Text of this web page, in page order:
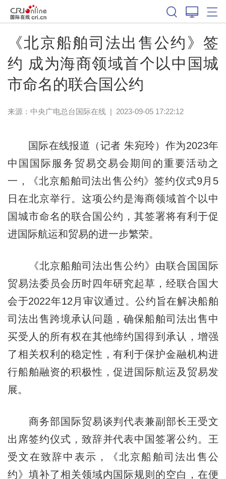
《北京船舶司法出售公约》签
约 成为海商领域首个以中国城
市命名的联合国公约
来源：中央广电总台国际在线| 2023-09-05 17:22:12
国际在线报道（记者 朱宛玲）作为2023年
中国国际服务贸易交易会期间的重要活动之
一，《北京船舶司法出售公约》签约仪式9月5
日在北京举行。这项公约是海商领域首个以中
国城市命名的联合国公约，其签署将有利于促
进国际航运和贸易的进一步繁荣。
《北京船舶司法出售公约》由联合国国际
贸易法委员会历时四年研究起草，经联合国大
会于2022年12月审议通过。公约旨在解决船舶
司法出售跨境承认问题，确保船舶司法出售中
买受人的所有权在其他缔约国得到承认，增强
了相关权利的稳定性，有利于保护金融机构进
行船舶融资的积极性，促进国际航运及贸易发
展。
商务部国际贸易谈判代表兼副部长王受文
出席签约仪式，致辞并代表中国签署公约。王
受文在致辞中表示，《北京船舶司法出售公
约》填补了相关领域内国际规则的空白，在便